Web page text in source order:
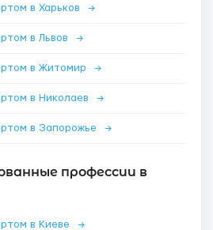
в Харьков →
в Львов →
в Житомир →
в Николаев →
в Запорожье →
профессии в
в Киеве →